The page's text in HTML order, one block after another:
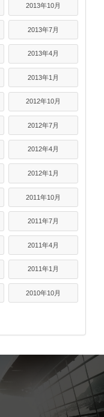
2013年10月
2013年7月
2013年4月
2013年1月
2012年10月
2012年7月
2012年4月
2012年1月
2011年10月
2011年7月
2011年4月
2011年1月
2010年10月